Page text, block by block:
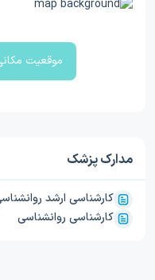
موقعیت
مدارک پزشک
کارشناسی ارشد
کارشناسی روانشناسی